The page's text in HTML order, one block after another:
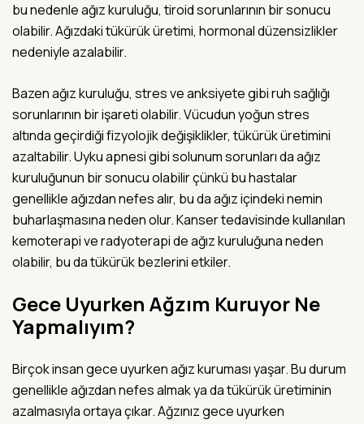
bu nedenle ağız kuruluğu, tiroid sorunlarının bir sonucu
olabilir. Ağızdaki tükürük üretimi, hormonal düzensizlikler
nedeniyle azalabilir.
Bazen ağız kuruluğu, stres ve anksiyete gibi ruh sağlığı
sorunlarının bir işareti olabilir. Vücudun yoğun stres
altında geçirdiği fizyolojik değişiklikler, tükürük üretimini
azaltabilir. Uyku apnesi gibi solunum sorunları da ağız
kuruluğunun bir sonucu olabilir çünkü bu hastalar
genellikle ağızdan nefes alır, bu da ağız içindeki nemin
buharlaşmasına neden olur. Kanser tedavisinde kullanılan
kemoterapi ve radyoterapi de ağız kuruluğuna neden
olabilir, bu da tükürük bezlerini etkiler.
Gece Uyurken Ağzım Kuruyor Ne
Yapmalıyım?
Birçok insan gece uyurken ağız kuruması yaşar. Bu durum
genellikle ağızdan nefes almak ya da tükürük üretiminin
azalmasıyla ortaya çıkar. Ağzınız gece uyurken